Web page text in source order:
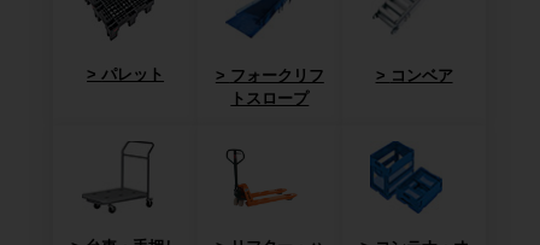
パレット
フォークリフ
トスロープ
コンベア